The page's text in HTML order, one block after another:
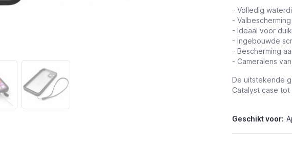
- Volledig
-
- Ideaal voor
- Ingebouwde
- Bescherming
- Cameralens
De uitstekende
Catalyst case
Geschikt voor: